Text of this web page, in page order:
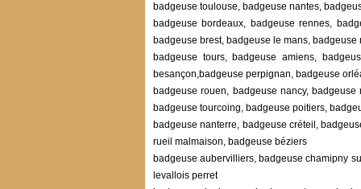
badgeuse toulouse, badgeuse nantes,
badgeuse bordeaux, badgeuse rennes,
badgeuse brest, badgeuse le mans,
badgeuse tours, badgeuse amiens,
besançon,badgeuse perpignan, badgeuse
badgeuse rouen, badgeuse nancy,
badgeuse tourcoing, badgeuse poitiers,
badgeuse nanterre, badgeuse créteil,
rueil malmaison, badgeuse béziers
badgeuse aubervilliers, badgeuse chamipny
levallois perret